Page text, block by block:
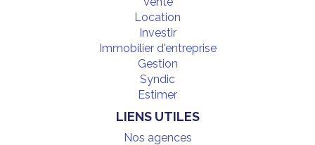
Location
Investir
Immobilier d'entreprise
Gestion
Syndic
Estimer
LIENS UTILES
Nos agences